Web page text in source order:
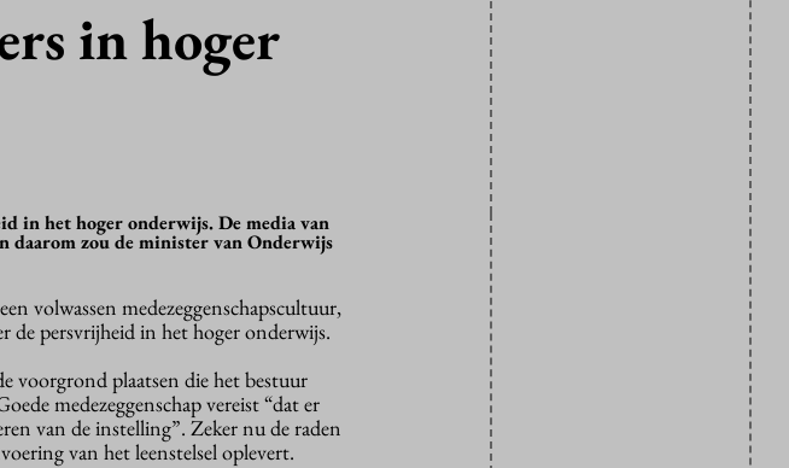
in hoger
in het hoger onderwijs. De media van
daarom zou de minister van Onderwijs
volwassen medezeggenschapscultuur,
persvrijheid in het hoger onderwijs.
voorgrond plaatsen die het bestuur
medezeggenschap vereist “dat er
van de instelling”. Zeker nu de raden
van het leenstelsel oplevert.